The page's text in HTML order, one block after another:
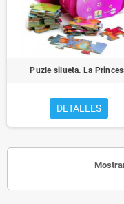
Puzle silueta. La
DETALLES